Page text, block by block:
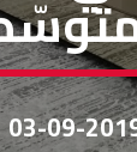
03-09-